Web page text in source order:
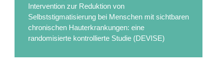
Intervention zur Reduktion von
Selbststigmatisierung bei Menschen mit sichtbaren
chronischen Hauterkrankungen: eine
randomisierte kontrollierte Studie (DEVISE)